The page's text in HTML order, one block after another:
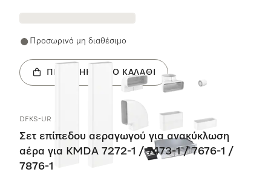
Προσωρινά μη διαθέσιμο
ΠΡΟΣΘΉΚΗ ΣΤΟ ΚΑΛΆΘΙ
DFKS-UR
Σετ επίπεδου αεραγωγού για ανακύκλωση
αέρα για KMDA 7272-1 / 7473-1 / 7676-1 /
7876-1